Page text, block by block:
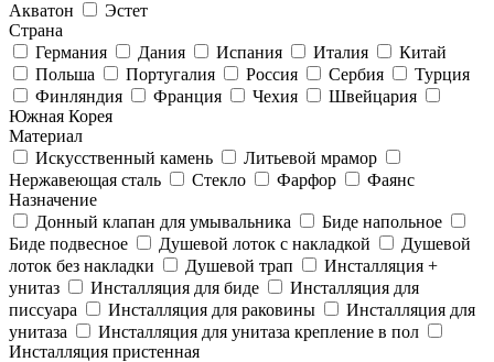
Акватон
Эстет
Страна
Германия
Дания Испания Италия
Китай
Польша
Португалия Россия Сербия
Турция
Финляндия
Франция Чехия
Швейцария
Южная Корея
Материал
Искусственный камень
Литьевой мрамор
Нержавеющая сталь
Стекло Фарфор
Фаянс
Назначение
Донный клапан для умывальника
Биде напольное
Биде подвесное
Душевой лоток с накладкой
Душевой
лоток без накладки
Душевой трап
Инсталляция +
унитаз
Инсталляция для биде
Инсталляция для
писсуара
Инсталляция для раковины
Инсталляция для
унитаза
Инсталляция для унитаза крепление в пол
Инсталляция пристенная